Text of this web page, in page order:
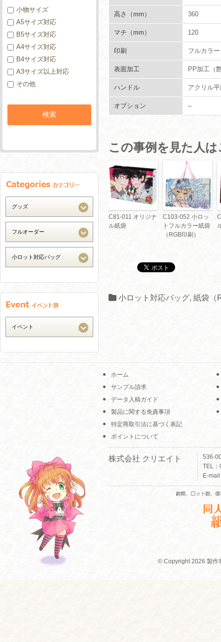
高さ（mm） 360
マチ（mm） 120
印刷 フルカラ
表面加工 PP加工（
ハンドル アクリル
オプション –
この事例を見た人
C81-011 オリジナ
ル紙袋
C103-052 小ロッ
トフルカラー紙袋
（RGB印刷）
小ロット対応バッグ, 紙袋（
小物サイズ
A5サイズ対応
B5サイズ対応
A4サイズ対応
B4サイズ対応
A3サイズ以上対応
その他
ホーム
サンプル請求
データ入稿ガイド
製品に関する免責事項
特定商取引法に基づく表記
ポイントについて
株式会社 クリエイト
536-
TEL
E-
© Copyright 2026 製作